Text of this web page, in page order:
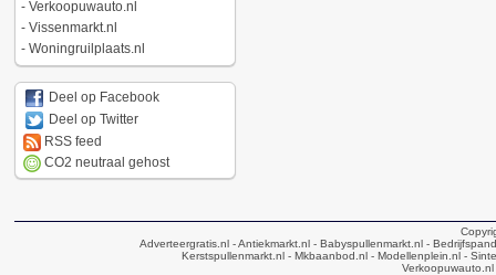
- Verkoopuwauto.nl
- Vissenmarkt.nl
- Woningruilplaats.nl
Deel op Facebook
Deel op Twitter
RSS feed
CO2 neutraal gehost
Adverteergratis.nl - Antiekmarkt.nl - Babyspullenmarkt.nl -
Kerstspullenmarkt.nl- Mkbaanbod.nl- Modellenplein.nl-
Verkoopuwauto.nl